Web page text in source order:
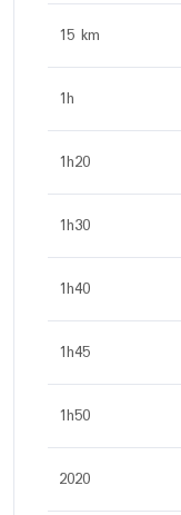
15 km
1h
1h20
1h30
1h40
1h45
1h50
2020